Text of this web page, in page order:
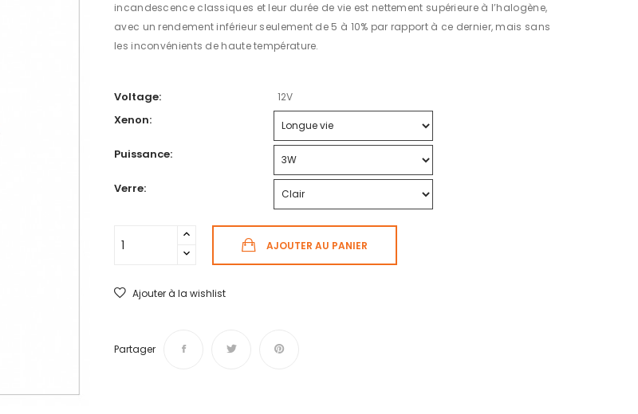
incandescence classiques et leur durée de vie est nettement supérieure à l’halogène,
avec un rendement inférieur seulement de 5 à 10% par rapport à ce dernier, mais sans
les inconvénients de haute température.
Voltage: 12V
Xenon:
Puissance:
Verre:
AJOUTER AU PANIER
Ajouter à la wishlist
Partager